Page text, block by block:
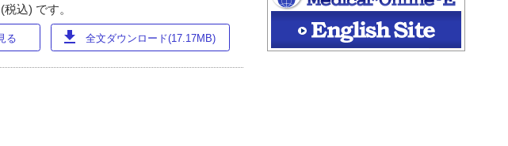
込) です。
る download 全文ダウンロード(17.17MB)